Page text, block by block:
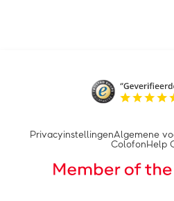
PrivacyinstellingenAlgemene
Colofon Help